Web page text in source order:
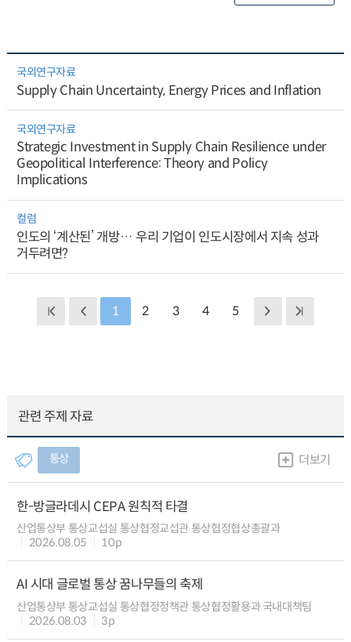
국외연구자료
Supply Chain Uncertainty, Energy Prices and Inflation
국외연구자료
Strategic Investment in Supply Chain Resilience under
Geopolitical Interference: Theory and Policy
Implications
컬럼
인도의 ‘계산된’ 개방… 우리 기업이 인도시장에서 지속 성과
거두려면?
1 2 3 4 5
관련 주제 자료
통상 더보기
한-방글라데시 CEPA 원칙적 타결
산업통상부 통상교섭실 통상협정교섭관 통상협정협상총괄과
2026.08.05
10p
AI 시대 글로벌 통상 꿈나무들의 축제
산업통상부 통상교섭실 통상협정정책관 통상협정활용과 국내대책팀
2026.08.03
3p